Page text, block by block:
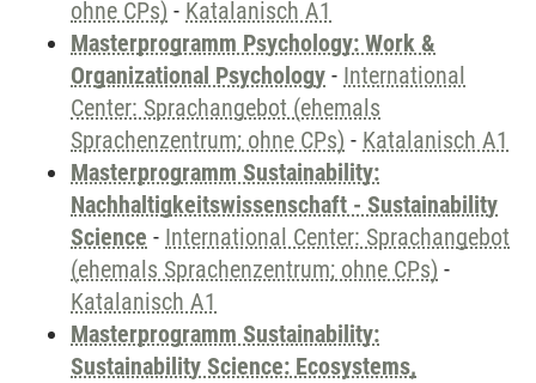
ohne CPs) - Katalanisch A1
Masterprogramm Psychology: Work &
Organizational Psychology - International
Center: Sprachangebot (ehemals
Sprachenzentrum; ohne CPs) - Katalanisch A1
Masterprogramm Sustainability:
Nachhaltigkeitswissenschaft - Sustainability
Science - International Center: Sprachangebot
(ehemals Sprachenzentrum; ohne CPs) -
Katalanisch A1
Masterprogramm Sustainability:
Sustainability Science: Ecosystems,